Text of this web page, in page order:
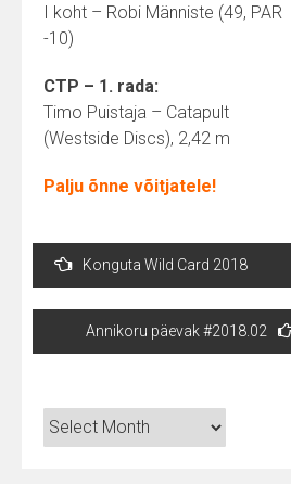
I koht – Robi Männiste (49, PAR
-10)
CTP – 1. rada:
Timo Puistaja – Catapult
(Westside Discs), 2,42 m
Palju õnne võitjatele!
Post
navigation
Konguta Wild Card 2018
Annikoru päevak #2018.02
Arhiiv